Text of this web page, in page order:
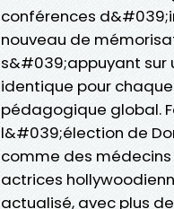
conférences
nouveau de
s&#039;appuyant sur
identique pour
pédagogique global.
l&#039;élection de
comme des
actrices
actualisé, avec plus